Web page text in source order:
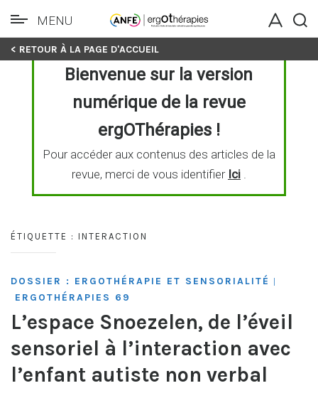
Skip
MENU
< RETOUR À LA PAGE D'ACCUEIL
Bienvenue sur la version
numérique de la revue
ergOThérapies !
Pour accéder aux contenus des articles de la
revue, merci de vous identifier Ici.
ÉTIQUETTE : INTERACTION
DOSSIER : ERGOTHÉRAPIE ET SENSORIALITÉ |
ERGOTHÉRAPIES 69
L’espace Snoezelen, de l’éveil
sensoriel à l’interaction avec
l’enfant autiste non verbal